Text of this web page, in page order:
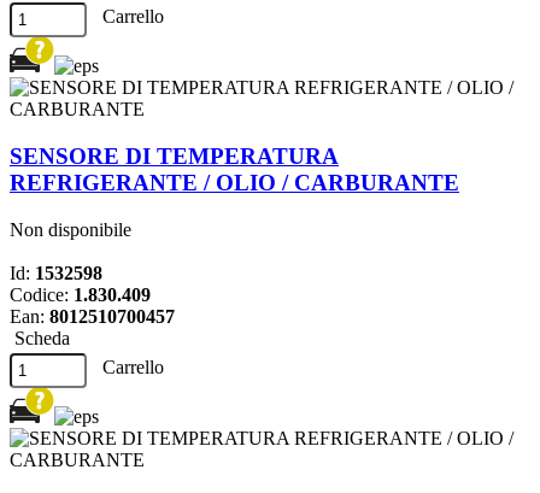
Carrello
SENSORE DI TEMPERATURA
REFRIGERANTE / OLIO / CARBURANTE
Non disponibile
Id: 1532598
Codice: 1.830.409
Ean: 8012510700457
Scheda
Carrello